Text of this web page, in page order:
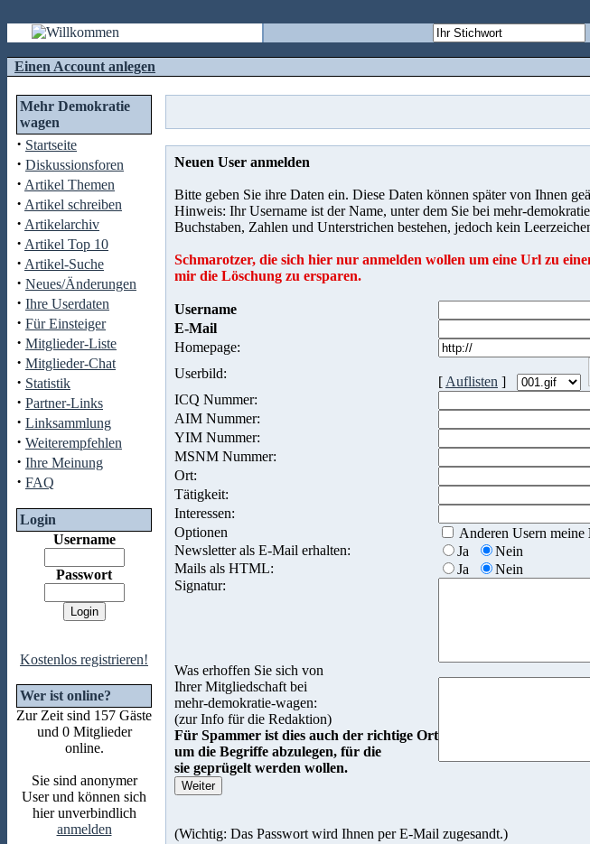
Einen Account anlegen
Mehr Demokratie
wagen
· Startseite
· Diskussionsforen
· Artikel Themen
· Artikel schreiben
· Artikelarchiv
· Artikel Top 10
· Artikel-Suche
· Neues/Änderungen
· Ihre Userdaten
· Für Einsteiger
· Mitglieder-Liste
· Mitglieder-Chat
· Statistik
· Partner-Links
· Linksammlung
· Weiterempfehlen
· Ihre Meinung
· FAQ
Login
Username
Passwort
Kostenlos registrieren!
Wer ist online?
Zur Zeit sind 157 Gäste
und 0 Mitglieder
online.
Sie sind anonymer
User und können sich
hier unverbindlich
anmelden
Neuen User anmelden
Bitte geben Sie ihre Daten ein. Diese Daten können später von Ihnen
Hinweis: Ihr Username ist der Name, unter dem Sie bei mehr-
Buchstaben, Zahlen und Unterstrichen bestehen, jedoch kein
Schmarotzer, die sich hier nur anmelden wollen um eine Url zu
mir die Löschung zu ersparen.
Username
E-Mail
Homepage:
Userbild:
[ Auflisten ]
ICQ Nummer:
AIM Nummer:
YIM Nummer:
MSNM Nummer:
Ort:
Tätigkeit:
Interessen:
Optionen
Anderen Usern meine
Newsletter als E-Mail erhalten:
Ja
Nein
Mails als HTML:
Ja
Nein
Signatur:
Was erhoffen Sie sich von
Ihrer Mitgliedschaft bei
mehr-demokratie-wagen:
(zur Info für die Redaktion)
Für Spammer ist dies auch der richtige Ort
um die Begriffe abzulegen, für die
sie geprügelt werden wollen.
(Wichtig: Das Passwort wird Ihnen per E-Mail zugesandt.)